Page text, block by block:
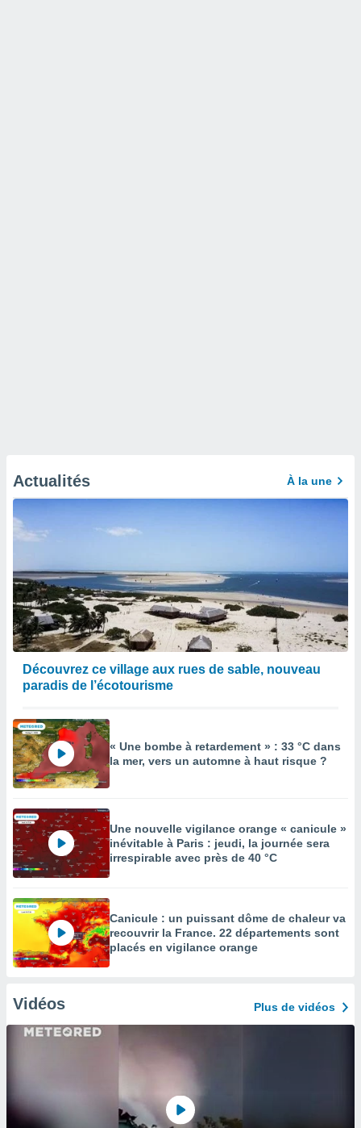
Actualités À la une
Découvrez ce village aux rues de sable, nouveau
paradis de l’écotourisme
« Une bombe à retardement » : 33 °C dans
la mer, vers un automne à haut risque ?
Une nouvelle vigilance orange « canicule »
inévitable à Paris : jeudi, la journée sera
irrespirable avec près de 40 °C
Canicule : un puissant dôme de chaleur va
recouvrir la France. 22 départements sont
placés en vigilance orange
Vidéos Plus de vidéos